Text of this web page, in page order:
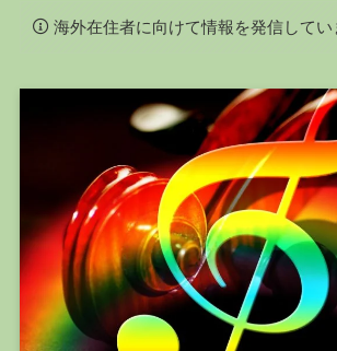
海外在住者に向けて情報を発信してい